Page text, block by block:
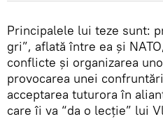
Principalele lui teze sunt:
gri”, aflată între ea și
conflicte și organizarea
provocarea unei
acceptarea tuturora în
care îi va “da o lecție” lui